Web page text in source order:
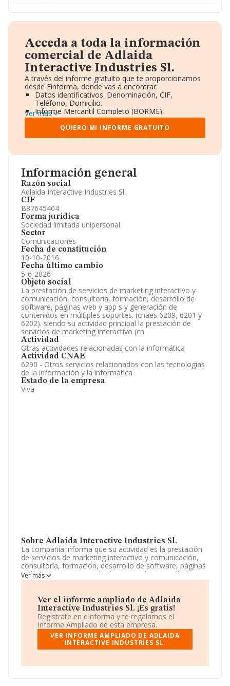
Información general
Razón social
Adlaida Interactive Industries Sl.
CIF
B87645404
Forma jurídica
Sociedad limitada unipersonal
Sector
Comunicaciones
Fecha de constitución
10-10-2016
Fecha último cambio
5-6-2026
Objeto social
La prestación de servicios de marketing interactivo y
comunicación, consultoría, formación, desarrollo de
software, páginas web y app s y generación de
contenidos en múltiples soportes. (cnaes 6209, 6201 y
6202). siendo su actividad principal la prestación de
servicios de marketing interactivo (cn
Actividad
Otras actividades relacionadas con la informática
Actividad CNAE
6290 - Otros servicios relacionados con las tecnologías
de la información y la informática
Estado de la empresa
Viva
Sobre Adlaida Interactive Industries Sl.
La compañía informa que su actividad es la prestación
de servicios de marketing interactivo y comunicación,
consultoría, formación, desarrollo de software, páginas
web y app s y generación de contenidos en múltiples
soportes. (cnaes 6209, 6201 y 6202). siendo su actividad
interactivo (cn. La sociedad está inscrita en el Registro
Mercantil como Sociedad Limitada. Su actividad CNAE
es '%cnae%' con código 6290. No realiza actividad de
importación y/o exportación.
Acerca de la información en los distintos rankings: en
2025 la empresa ha caído 134 puestos a nivel sectorial
año anterior. Se encuentran mejor posicionadas las
Ver más
Ver el informe ampliado de Adlaida
Interactive Industries Sl. ¡Es gratis!
Regístrate en eInforma y te regalamos el
Informe Ampliado de esta empresa.
VER INFORME AMPLIADO DE ADLAIDA
INTERACTIVE INDUSTRIES SL.
Acceda a toda la información
comercial de Adlaida
Interactive Industries Sl.
A través del informe gratuito que te proporcionamos
desde Einforma, donde vas a encontrar:
Datos identificativos: Denominación, CIF,
Teléfono, Domicilio.
Informe Mercantil Completo (BORME).
Gráficos de Evolución Ventas y Empleados.
Consejo de Administración y Administradores.
Directivos y Ejecutivos.
Información oficial y registral complementaria.
Ver más
QUIERO MI INFORME GRATUITO